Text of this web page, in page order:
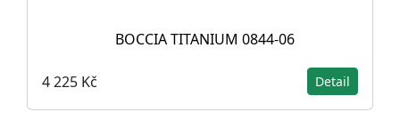
BOCCIA TITANIUM 0844-06
4 225 Kč Detail